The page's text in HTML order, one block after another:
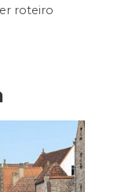
roteiro